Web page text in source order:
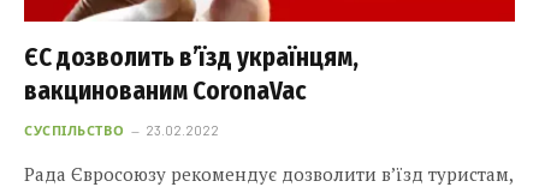
ЄС дозволить в’їзд українцям,
вакцинованим CoronaVac
СУСПІЛЬСТВО 23.02.2022
Рада Євросоюзу рекомендує дозволити в’їзд туристам,